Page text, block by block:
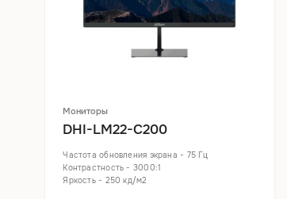
Мониторы
DHI-LM22-C200
Частота обновления экрана - 75 Гц
Контрастность - 3000:1
Яркость - 250 кд/м2